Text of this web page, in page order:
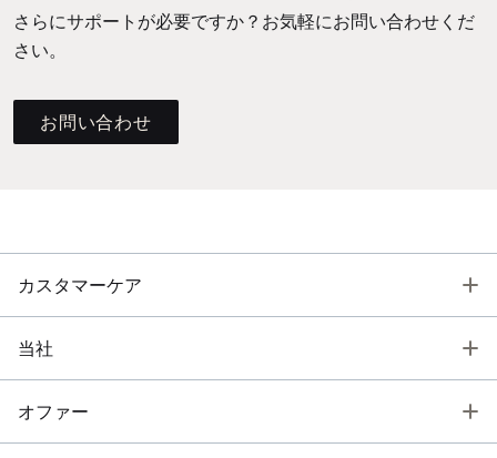
さらにサポートが必要ですか？お気軽にお問い合わせくだ
さい。
お問い合わせ
カスタマーケア
当社
オファー